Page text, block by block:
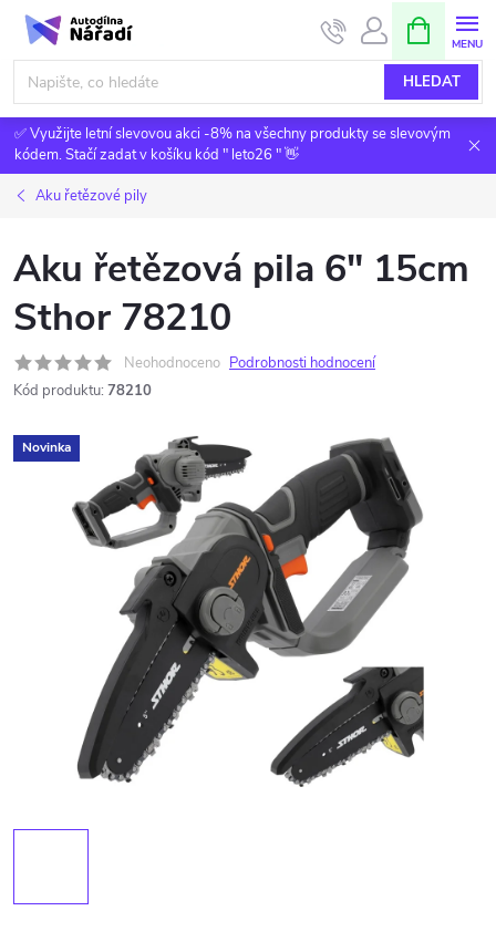
Přejít
obsah
HLEDAT
NÁKUPNÍ
KOŠÍK
✅ Využijte letní slevovou akci -8% na všechny produkty se slevovým
kódem. Stačí zadat v košíku kód " leto26 " 👋
Aku řetězové pily
Aku řetězová pila 6" 15cm
Sthor 78210
Neohodnoceno Podrobnosti hodnocení
Kód produktu: 78210
Novinka